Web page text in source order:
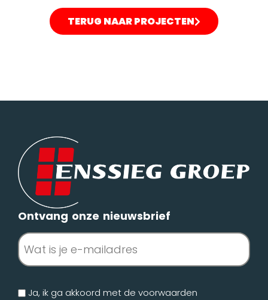
TERUG NAAR PROJECTEN
Ontvang onze nieuwsbrief
E-
mailadres
(Vereist)
Geen
Ja, ik ga akkoord met de voorwaarden